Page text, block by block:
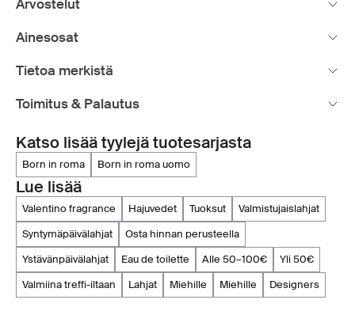
Arvostelut
Ainesosat
Tietoa merkistä
Toimitus & Palautus
Katso lisää tyylejä tuotesarjasta
born in roma born in roma uomo
Lue lisää
valentino fragrance hajuvedet tuoksut
valmistujaislahjat
syntymäpäivälahjat
osta hinnan perusteella
ystävänpäivälahjat
eau de toilette alle 50–100€
yli 50€
valmiina treffi-iltaan
lahjat miehille miehille designers